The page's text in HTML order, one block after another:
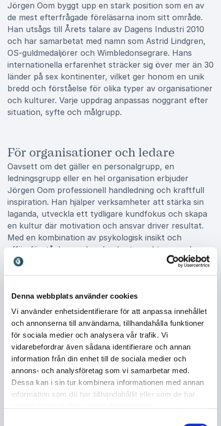
Denna webbplats använder cookies
Vi använder enhetsidentifierare för att anpassa innehållet
och annonserna till användarna, tillhandahålla funktioner
för sociala medier och analysera vår trafik. Vi
vidarebefordrar även sådana identifierare och annan
information från din enhet till de sociala medier och
annons- och analysföretag som vi samarbetar med.
Dessa kan i sin tur kombinera informationen med annan
information som du har tillhandahållit eller som de har
Jörgen Oom byggt upp en stark position som en av
de mest efterfrågade föreläsarna inom sitt område.
Han utsågs till Årets talare av Dagens Industri 2010
och har samarbetat med namn som Astrid Lindgren,
OS-guldmedaljörer och Wimbledonsegrare. Hans
internationella erfarenhet sträcker sig över mer än 30
länder på sex kontinenter, vilket ger honom en unik
bredd och förståelse för olika typer av organisationer
och kulturer. Varje uppdrag anpassas noggrant efter
situation, syfte och målgrupp.
För organisationer och ledare
Oavsett om det gäller en personalgrupp, en
ledningsgrupp eller en hel organisation erbjuder
Jörgen Oom professionell handledning och kraftfull
inspiration. Han hjälper verksamheter att stärka sin
laganda, utveckla ett tydligare kundfokus och skapa
en kultur där motivation och ansvar driver resultat.
Med en kombination av psykologisk insikt och
affärsförståelse ger han konkreta verktyg som kan
omsättas direkt i vardagen och bidra till långsiktig
utveckling.
Boka Jörgen Oom för ditt event
Med en psykologs förståelse för människan, en
företagares perspektiv på marknaden och en
engagerande retorik är Jörgen Oom ett starkt val för
organisationer som vill nå nästa nivå. Hans
föreläsningar skapar energi, eftertanke och verklig
förändring. Boka Jörgen Oom för en inspirerande
upplevelse som ger både insikter och resultat i din